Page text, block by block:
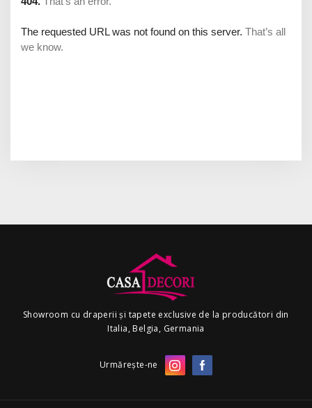
Showroom cu draperii și tapete exclusive de la producători din
Italia, Belgia, Germania
Urmărește-ne